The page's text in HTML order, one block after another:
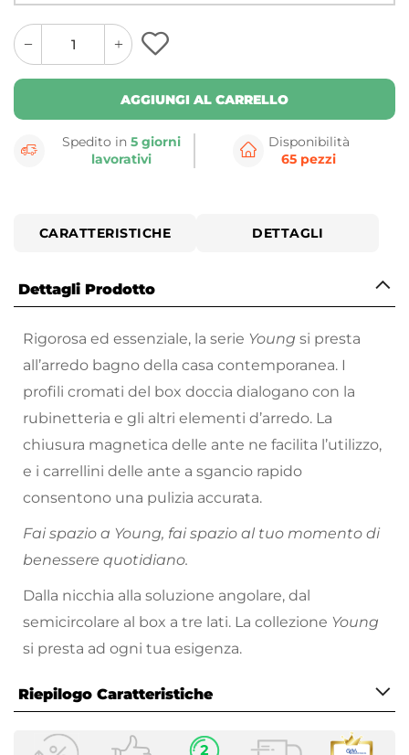
quantity
button
quantity
minus
button
AGGIUNGI AL CARRELLO
Spedito in5 giorni
lavorativi
Disponibilità
65 pezzi
CARATTERISTICHE DETTAGLI
Dettagli Prodotto
Rigorosa ed essenziale, la serie Young si presta
all’arredo bagno della casa contemporanea. I
profili cromati del box doccia dialogano con la
rubinetteria e gli altri elementi d’arredo. La
chiusura magnetica delle ante ne facilita l’utilizzo,
e i carrellini delle ante a sgancio rapido
consentono una pulizia accurata.
Fai spazio a Young, fai spazio al tuo momento di
benessere quotidiano.
Dalla nicchia alla soluzione angolare, dal
semicircolare al box a tre lati. La collezione Young
si presta ad ogni tua esigenza.
Riepilogo Caratteristiche
Caratteristiche